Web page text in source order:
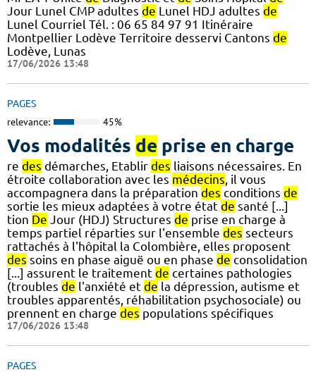
Jour Lunel CMP adultes de Lunel HDJ adultes de
Lunel Courriel Tél. : 06 65 84 97 91 Itinéraire
Montpellier Lodève Territoire desservi Cantons de
Lodève, Lunas
17/06/2026 13:48
PAGES
relevance: 45%
Vos modalités de prise en charge
re des démarches, Etablir des liaisons nécessaires. En
étroite collaboration avec les médecins , il vous
accompagnera dans la préparation des conditions de
sortie les mieux adaptées à votre état de santé [...]
tion De Jour (HDJ) Structures de prise en charge à
temps partiel réparties sur l'ensemble des secteurs
rattachés à l'hôpital la Colombière, elles proposent
des soins en phase aiguë ou en phase de consolidation
[...] assurent le traitement de certaines pathologies
(troubles de l'anxiété et de la dépression, autisme et
troubles apparentés, réhabilitation psychosociale) ou
prennent en charge des populations spécifiques
17/06/2026 13:48
PAGES